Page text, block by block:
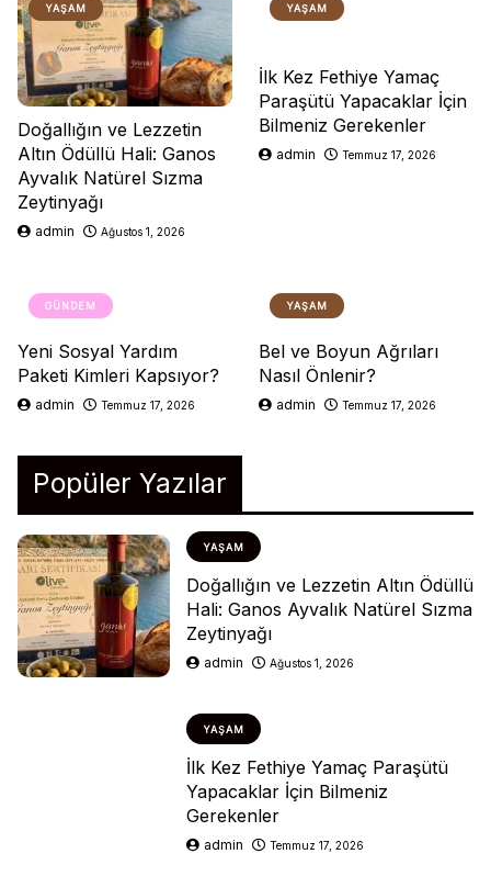
YAŞAM
Doğallığın ve Lezzetin
Altın Ödüllü Hali: Ganos
Ayvalık Natürel Sızma
Zeytinyağı
admin Ağustos 1, 2026
YAŞAM
İlk Kez Fethiye Yamaç
Paraşütü Yapacaklar İçin
Bilmeniz Gerekenler
admin Temmuz 17, 2026
GÜNDEM
Yeni Sosyal Yardım
Paketi Kimleri Kapsıyor?
admin Temmuz 17, 2026
YAŞAM
Bel ve Boyun Ağrıları
Nasıl Önlenir?
admin Temmuz 17, 2026
Popüler Yazılar
YAŞAM
Doğallığın ve Lezzetin Altın Ödüllü
Hali: Ganos Ayvalık Natürel Sızma
Zeytinyağı
admin Ağustos 1, 2026
YAŞAM
İlk Kez Fethiye Yamaç Paraşütü
Yapacaklar İçin Bilmeniz
Gerekenler
admin Temmuz 17, 2026